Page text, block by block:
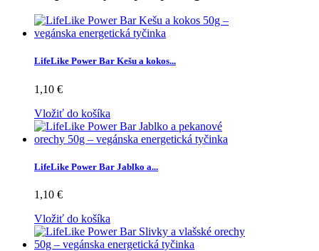
LifeLike Power Bar Kešu a kokos...
1,10 €
Vložiť do košíka
LifeLike Power Bar Jablko a...
1,10 €
Vložiť do košíka